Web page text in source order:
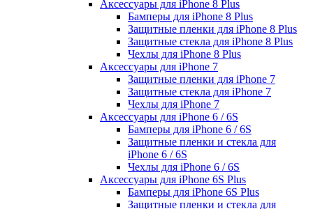
Аксессуары для iPhone 8 Plus
Бамперы для iPhone 8 Plus
Защитные пленки для iPhone 8 Plus
Защитные стекла для iPhone 8 Plus
Чехлы для iPhone 8 Plus
Аксессуары для iPhone 7
Защитные пленки для iPhone 7
Защитные стекла для iPhone 7
Чехлы для iPhone 7
Аксессуары для iPhone 6 / 6S
Бамперы для iPhone 6 / 6S
Защитные пленки и стекла для
iPhone 6 / 6S
Чехлы для iPhone 6 / 6S
Аксессуары для iPhone 6S Plus
Бамперы для iPhone 6S Plus
Защитные пленки и стекла для